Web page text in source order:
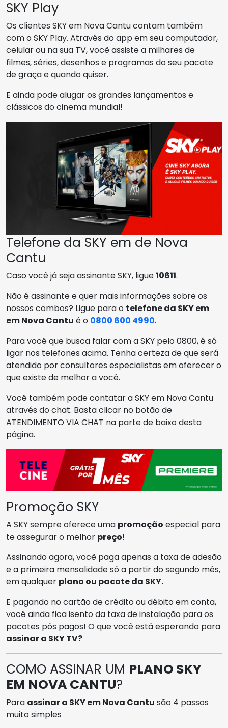
SKY Play
Os clientes SKY em Nova Cantu contam também
com o SKY Play. Através do app em seu computador,
celular ou na sua TV, você assiste a milhares de
filmes, séries, desenhos e programas do seu pacote
de graça e quando quiser.
E ainda pode alugar os grandes lançamentos e
clássicos do cinema mundial!
Telefone da SKY em de Nova
Cantu
Caso você já seja assinante SKY, ligue10611.
Não é assinante e quer mais informações sobre os
nossos combos? Ligue para o telefone da SKY em
em Nova Cantu é o 0800 600 4990.
Para você que busca falar com a SKY pelo 0800, é só
ligar nos telefones acima. Tenha certeza de que será
atendido por consultores especialistas em oferecer o
que existe de melhor a você.
Você também pode contatar a SKY em Nova Cantu
através do chat. Basta clicar no botão de
ATENDIMENTO VIA CHAT na parte de baixo desta
página.
Promoção SKY
A SKY sempre oferece uma promoção especial para
te assegurar o melhor preço!
Assinando agora, você paga apenas a taxa de adesão
e a primeira mensalidade só a partir do segundo mês,
em qualquer plano ou pacote da SKY.
E pagando no cartão de crédito ou débito em conta,
você ainda fica isento da taxa de instalação para os
pacotes pós pagos! O que você está esperando para
assinar a SKY TV?
COMO ASSINAR UM PLANO SKY
EM NOVA CANTU?
Para assinar a SKY em Nova Cantu são 4 passos
muito simples